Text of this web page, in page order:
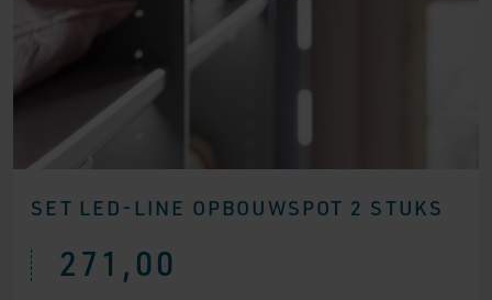
SET LED-LINE OPBOUWSPOT 2 STUKS
271,00